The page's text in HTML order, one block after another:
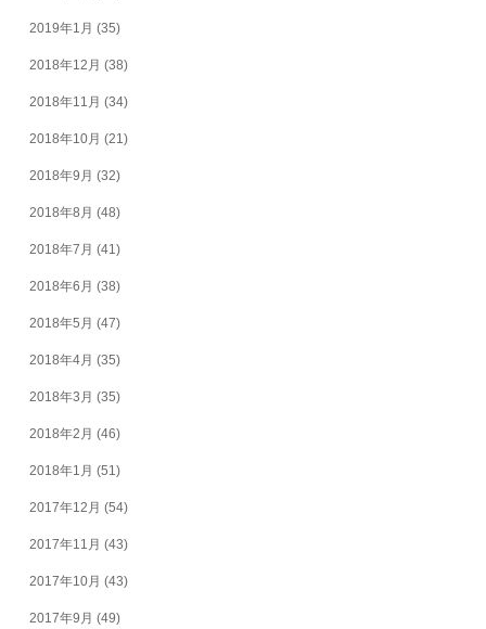
2019年1月 (35)
2018年12月 (38)
2018年11月 (34)
2018年10月 (21)
2018年9月 (32)
2018年8月 (48)
2018年7月 (41)
2018年6月 (38)
2018年5月 (47)
2018年4月 (35)
2018年3月 (35)
2018年2月 (46)
2018年1月 (51)
2017年12月 (54)
2017年11月 (43)
2017年10月 (43)
2017年9月 (49)